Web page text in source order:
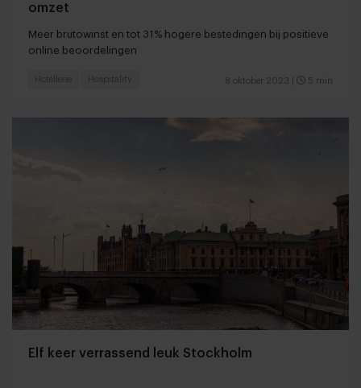
omzet
Meer brutowinst en tot 31% hogere bestedingen bij positieve
online beoordelingen
8 oktober 2023 5 min
Hotellerie Hospitality
Elf keer verrassend leuk Stockholm